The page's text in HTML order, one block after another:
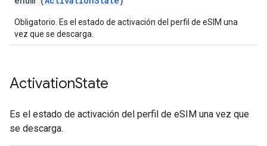
Obligatorio. Es el estado de activación del perfil de eSIM una
vez que se descarga.
ActivationState
Es el estado de activación del perfil de eSIM una vez que
se descarga.